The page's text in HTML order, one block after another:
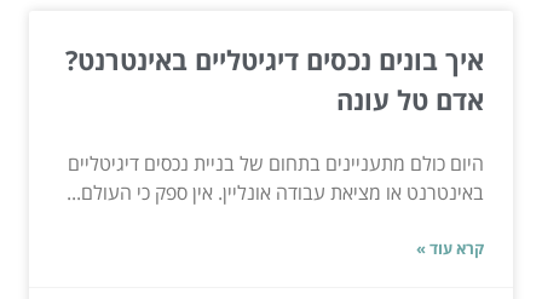
איך בונים נכסים דיגיטליים באינטרנט?
אדם טל עונה
היום כולם מתעניינים בתחום של בניית נכסים דיגיטליים
באינטרנט או מציאת עבודה אונליין. אין ספק כי העולם...
קרא עוד »